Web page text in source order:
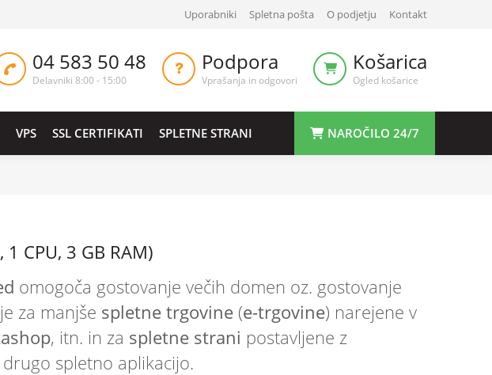
Uporabniki Spletna pošta O podjetju Kontakt
04 583 50 48
Delavniki 8:00 - 15:00
Podpora
Vprašanja in odgovori
Košarica
Ogled košarice
VPS SSL CERTIFIKATI SPLETNE STRANI NAROČILO 24/7
1 CPU, 3 GB RAM)
omogoča gostovanje večih domen oz. gostovanje
za manjše spletne trgovine (e-trgovine) narejene v
, itn. in za spletne strani postavljene z
drugo spletno aplikacijo.